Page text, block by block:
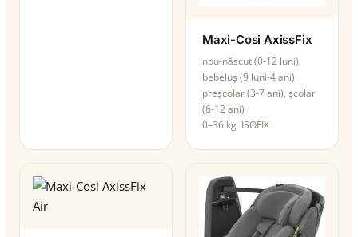
Maxi-Cosi AxissFix
nou-născut (0-12 luni),
bebeluș (9 luni-4 ani),
preșcolar (3-7 ani), școlar
(6-12 ani)
0–36 kg ISOFIX